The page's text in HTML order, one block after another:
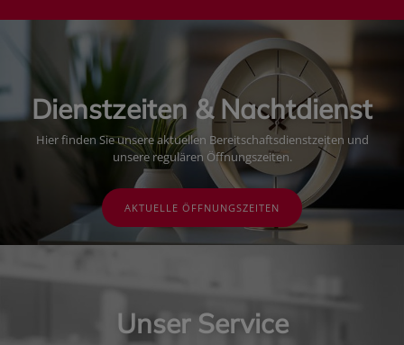
Dienstzeiten & Nachtdienst
Hier finden Sie unsere aktuellen Bereitschaftsdienstzeiten und
unsere regulären Öffnungszeiten.
AKTUELLE ÖFFNUNGSZEITEN
Unser Service